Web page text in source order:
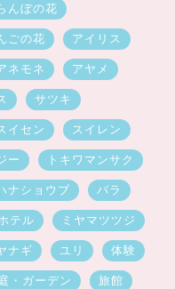
んぼの花
ごの花 アイリス
ネモネ アヤメ
サツキ
イセン スイレン
ー トキワマンサク
ナショウブ バラ
テル ミヤマツツジ
ナギ ユリ 体験
・ガーデン 旅館